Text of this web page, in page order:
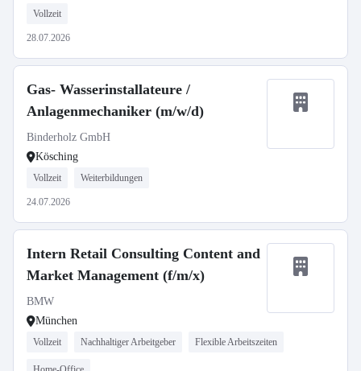
Vollzeit
28.07.2026
Gas- Wasserinstallateure /
Anlagenmechaniker (m/w/d)
Binderholz GmbH
Kösching
Vollzeit Weiterbildungen
24.07.2026
Intern Retail Consulting Content and
Market Management (f/m/x)
BMW
München
Vollzeit Nachhaltiger Arbeitgeber Flexible Arbeitszeiten